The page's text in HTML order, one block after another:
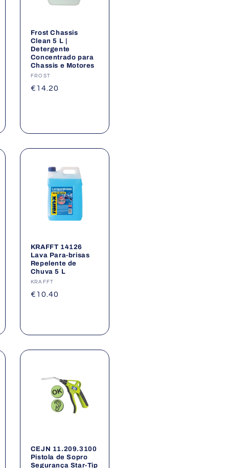
Frost Chassis
Clean 5 L |
Detergente
Concentrado para
Chassis e Motores
Fornecedor:
FROST
Preço
€14.20
KRAFFT 14126
Lava Para-brisas
Repelente de
Chuva 5 L
Fornecedor:
KRAFFT
Preço
€10.40
CEJN 11.209.3100
Pistola de Sopro
Segurança Star-Tip